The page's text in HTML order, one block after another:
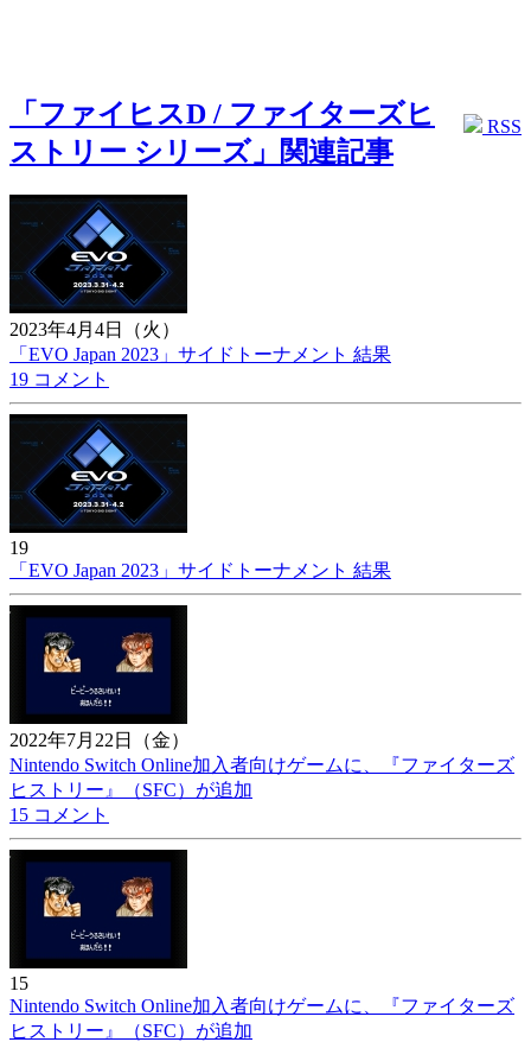
RSS
「ファイヒスD / ファイターズヒ
ストリー シリーズ」関連記事
2023年4月4日（火）
「EVO Japan 2023」サイドトーナメント 結果
19 コメント
19
「EVO Japan 2023」サイドトーナメント 結果
2022年7月22日（金）
Nintendo Switch Online加入者向けゲームに、『ファイターズ
ヒストリー』（SFC）が追加
15 コメント
15
Nintendo Switch Online加入者向けゲームに、『ファイターズ
ヒストリー』（SFC）が追加